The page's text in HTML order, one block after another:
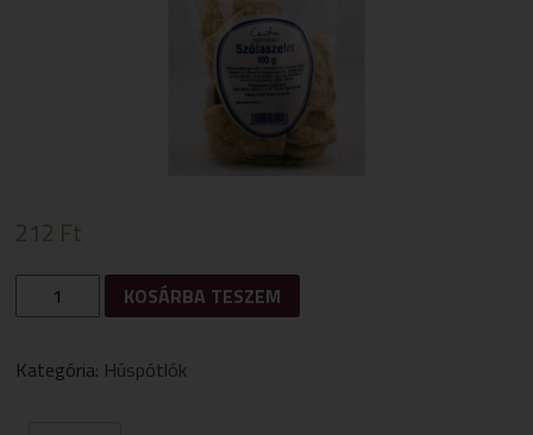
212 Ft
CSUTA
SZÓJASZELETEKKOSÁRBA TESZEM
Kategória: Húspótlók